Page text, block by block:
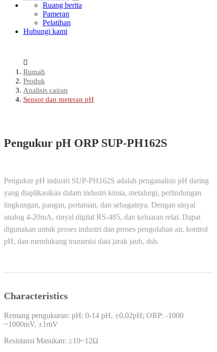
Ruang berita
Pameran
Pelatihan
Hubungi kami
Rumah
Produk
Analisis cairan
Sensor dan meteran pH
Pengukur pH ORP SUP-PH162S
Pengukur pH industri SUP-PH162S adalah penganalisis pH daring
yang diaplikasikan dalam industri kimia, metalurgi, perlindungan
lingkungan, pangan, pertanian, dan sebagainya. Dengan sinyal
analog 4-20mA, sinyal digital RS-485, dan keluaran relai. Dapat
digunakan untuk proses industri dan proses pengolahan air, kontrol
pH, dan mendukung transmisi data jarak jauh, dsb.
Characteristics
Rentang pengukuran: pH: 0-14 pH, ±0,02pH; ORP: -1000
~1000mV, ±1mV
Resistansi Masukan: ≥10~12Ω